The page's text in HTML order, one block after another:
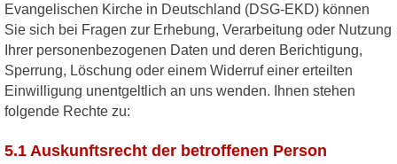
Evangelischen Kirche in Deutschland (DSG-EKD) können
Sie sich bei Fragen zur Erhebung, Verarbeitung oder Nutzung
Ihrer personenbezogenen Daten und deren Berichtigung,
Sperrung, Löschung oder einem Widerruf einer erteilten
Einwilligung unentgeltlich an uns wenden. Ihnen stehen
folgende Rechte zu:
5.1 Auskunftsrecht der betroffenen Person